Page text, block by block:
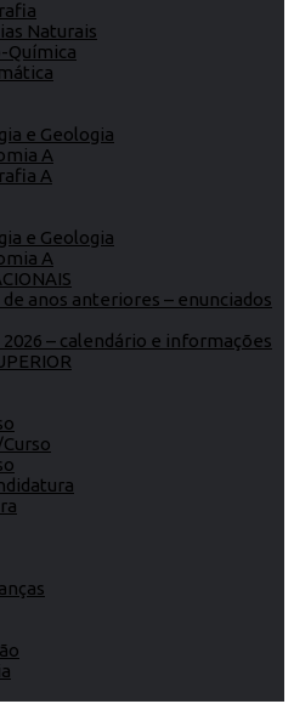
Naturais
Química
e Geologia
A
A
e Geologia
A
de anos anteriores – enunciados
2026 – calendário e informações